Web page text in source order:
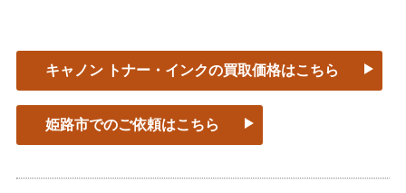
キャノン トナー・インクの買取価格はこちら
姫路市でのご依頼はこちら